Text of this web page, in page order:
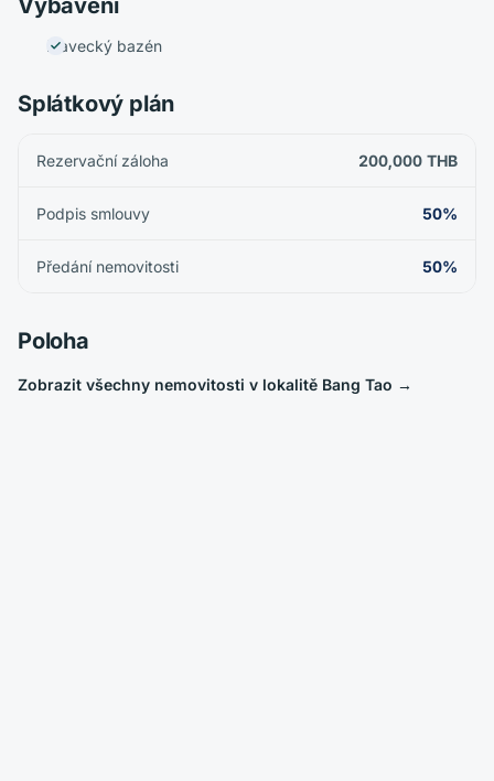
Vybavení
Plavecký bazén
Splátkový plán
Rezervační záloha 200,000 THB
Podpis smlouvy 50%
Předání nemovitosti 50%
Poloha
Zobrazit všechny nemovitosti v lokalitě Bang Tao →